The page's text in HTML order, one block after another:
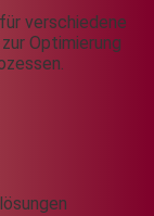
verschiedene
Optimierung